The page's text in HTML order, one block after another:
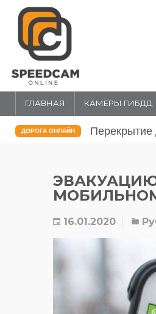
ГЛАВНАЯ КАМЕРЫ ГИБДД
ДОРОГА ОНЛАЙН Перекрытие
16.01.2020